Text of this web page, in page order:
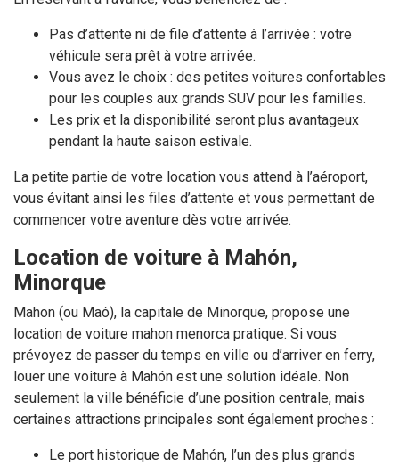
Pas d’attente ni de file d’attente à l’arrivée : votre
véhicule sera prêt à votre arrivée.
Vous avez le choix : des petites voitures confortables
pour les couples aux grands SUV pour les familles.
Les prix et la disponibilité seront plus avantageux
pendant la haute saison estivale.
La petite partie de votre location vous attend à l’aéroport,
vous évitant ainsi les files d’attente et vous permettant de
commencer votre aventure dès votre arrivée.
Location de voiture à Mahón,
Minorque
Mahon (ou Maó), la capitale de Minorque, propose une
location de voiture mahon menorca pratique. Si vous
prévoyez de passer du temps en ville ou d’arriver en ferry,
louer une voiture à Mahón est une solution idéale. Non
seulement la ville bénéficie d’une position centrale, mais
certaines attractions principales sont également proches :
Le port historique de Mahón, l’un des plus grands